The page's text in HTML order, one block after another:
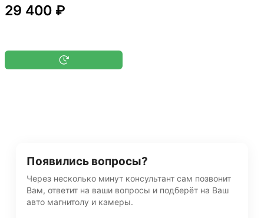
29 400 ₽
Появились вопросы?
Через несколько минут консультант сам позвонит
Вам, ответит на ваши вопросы и подберёт на Ваш
авто магнитолу и камеры.